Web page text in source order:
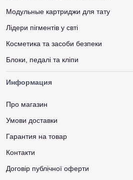
Модульные картриджи для тату
Лідери пігментів у свті
Косметика та засоби безпеки
Блоки, педалі та кліпи
Информация
Про магазин
Умови доставки
Гарантия на товар
Контакти
Договір публічної оферти